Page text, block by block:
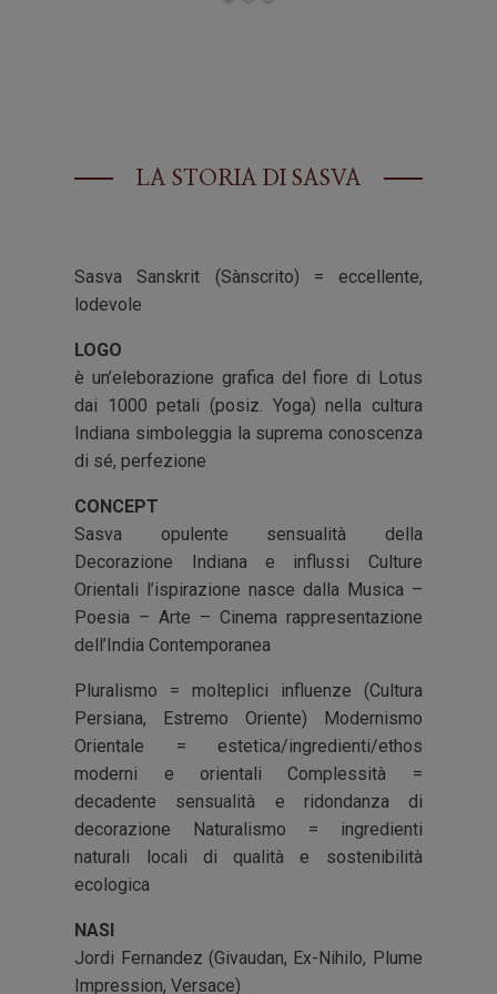
LA STORIA DI SASVA
Sasva Sanskrit (Sànscrito) = eccellente,
lodevole
LOGO
è un’eleborazione grafica del fiore di Lotus
dai 1000 petali (posiz. Yoga) nella cultura
Indiana simboleggia la suprema conoscenza
di sé, perfezione
CONCEPT
Sasva opulente sensualità della
Decorazione Indiana e influssi Culture
Orientali l’ispirazione nasce dalla Musica –
Poesia – Arte – Cinema rappresentazione
dell’India Contemporanea
Pluralismo = molteplici influenze (Cultura
Persiana, Estremo Oriente) Modernismo
Orientale = estetica/ingredienti/ethos
moderni e orientali Complessità =
decadente sensualità e ridondanza di
decorazione Naturalismo = ingredienti
naturali locali di qualità e sostenibilità
ecologica
NASI
Jordi Fernandez (Givaudan, Ex-Nihilo, Plume
Impression, Versace)